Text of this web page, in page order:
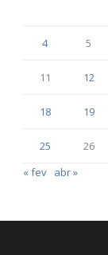
4 5
11 12
18 19
25 26
« fev abr »